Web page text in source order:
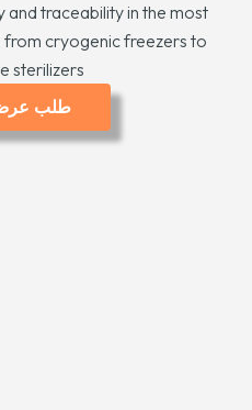
and traceability in the most
from cryogenic freezers to
sterilizers
طلب عرض